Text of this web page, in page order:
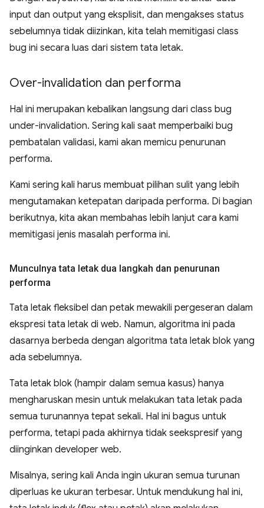
input dan output yang eksplisit, dan mengakses status
sebelumnya tidak diizinkan, kita telah memitigasi class
bug ini secara luas dari sistem tata letak.
Over-invalidation dan performa
Hal ini merupakan kebalikan langsung dari class bug
under-invalidation. Sering kali saat memperbaiki bug
pembatalan validasi, kami akan memicu penurunan
performa.
Kami sering kali harus membuat pilihan sulit yang lebih
mengutamakan ketepatan daripada performa. Di bagian
berikutnya, kita akan membahas lebih lanjut cara kami
memitigasi jenis masalah performa ini.
Munculnya tata letak dua langkah dan penurunan
performa
Tata letak fleksibel dan petak mewakili pergeseran dalam
ekspresi tata letak di web. Namun, algoritma ini pada
dasarnya berbeda dengan algoritma tata letak blok yang
ada sebelumnya.
Tata letak blok (hampir dalam semua kasus) hanya
mengharuskan mesin untuk melakukan tata letak pada
semua turunannya tepat sekali. Hal ini bagus untuk
performa, tetapi pada akhirnya tidak seekspresif yang
diinginkan developer web.
Misalnya, sering kali Anda ingin ukuran semua turunan
diperluas ke ukuran terbesar. Untuk mendukung hal ini,